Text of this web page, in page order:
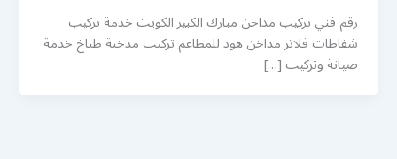
رقم فني تركيب مداخن مبارك الكبير الكويت خدمة تركيب
شفاطات فلاتر مداخن هود للمطاعم تركيب مدخنة طباخ خدمة
صيانة وتركيب […]